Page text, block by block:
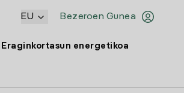
Bezeroen Gunea
EU
Eraginkortasun energetikoa